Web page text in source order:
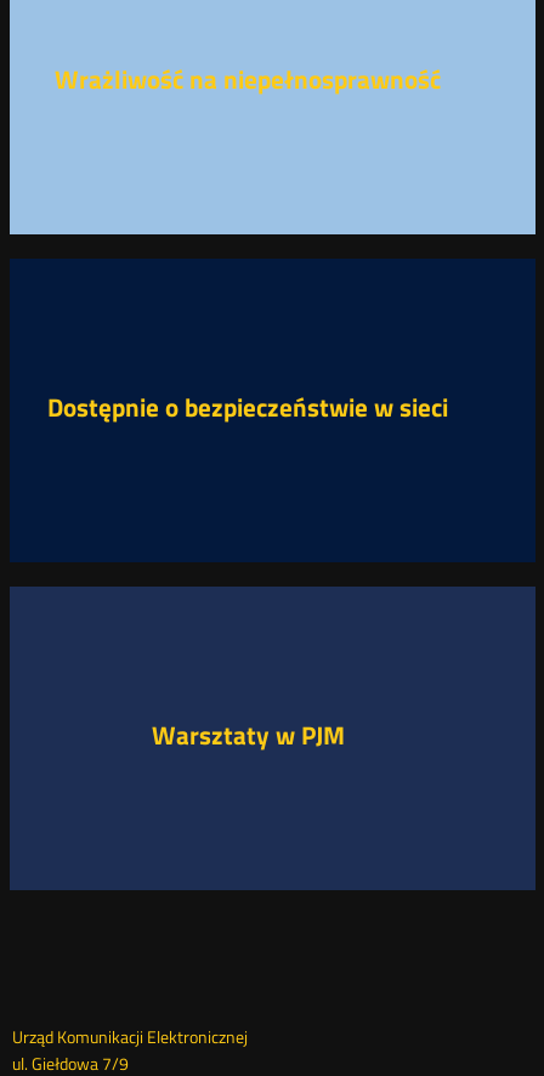
Wrażliwość na niepełnosprawność
Dostępnie o bezpieczeństwie w sieci
Warsztaty w PJM
Dane
Urząd Komunikacji Elektronicznej
ul. Giełdowa 7/9